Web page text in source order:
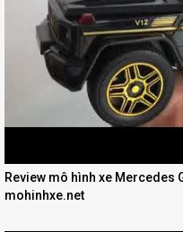
Review mô hình xe Mercedes
mohinhxe.net